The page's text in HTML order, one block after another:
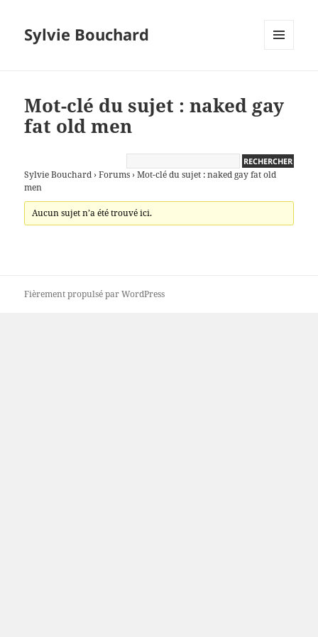
Sylvie Bouchard
Mot-clé du sujet : naked gay
fat old men
Sylvie Bouchard › Forums › Mot-clé du sujet : naked gay fat old
men
Aucun sujet n’a été trouvé ici.
Fièrement propulsé par WordPress